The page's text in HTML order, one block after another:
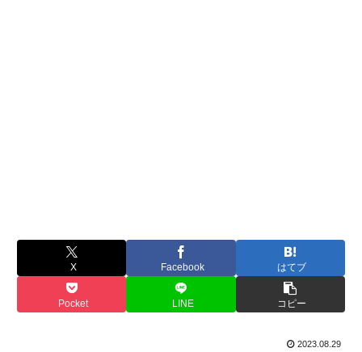
X Facebook はてブ
Pocket LINE コピー
2023.08.29